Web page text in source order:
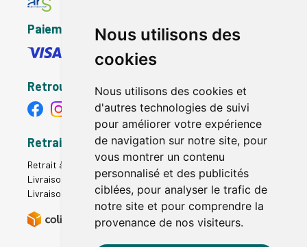
Nous utilisons des
cookies
Nous utilisons des cookies et
d'autres technologies de suivi
pour améliorer votre expérience
de navigation sur notre site, pour
vous montrer un contenu
personnalisé et des publicités
ciblées, pour analyser le trafic de
notre site et pour comprendre la
provenance de nos visiteurs.
Paiement sécurisé
Retrouvez-nous
Retrait - Livraison
Retrait à la pharmacie - Click & Collect
Livraison en Point Relais
Livraison à domicile